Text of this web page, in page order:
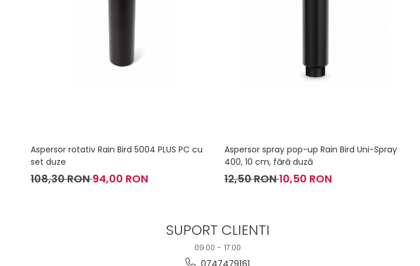
Aspersor rotativ Rain Bird 5004 PLUS PC cu
set duze
108,30 RON94,00 RON
Aspersor spray pop-up Rain Bird Uni-Spray
400, 10 cm, fără duză
12,50 RON10,50 RON
SUPORT CLIENTI
09.00 - 17.00
0747479161